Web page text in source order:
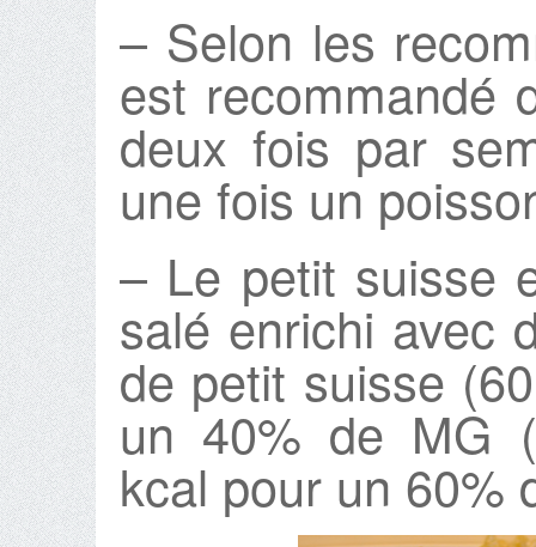
– Selon les
est recommandé
deux fois par
une fois un
– Le petit suisse
salé enrichi avec
de petit suisse
un 40% de MG
kcal pour un 60%